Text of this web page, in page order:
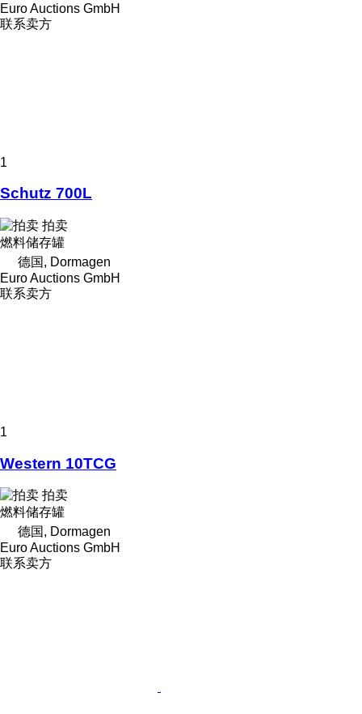
Euro Auctions GmbH
联系卖方
1
Schutz 700L
拍卖
燃料储存罐
德国, Dormagen
Euro Auctions GmbH
联系卖方
1
Western 10TCG
拍卖
燃料储存罐
德国, Dormagen
Euro Auctions GmbH
联系卖方